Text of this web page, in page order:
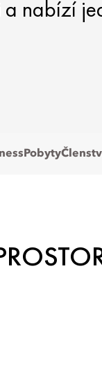
nabízí
Pobyty